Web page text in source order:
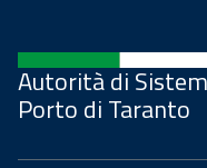
Autorità di
Porto di Taranto